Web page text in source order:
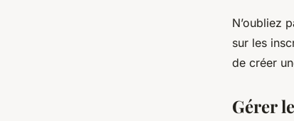
N’oubliez
sur les
de créer
Gérer